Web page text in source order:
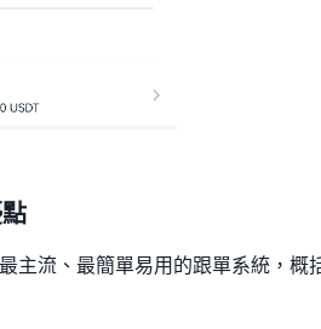
主流、最簡單易用的跟單系統，概